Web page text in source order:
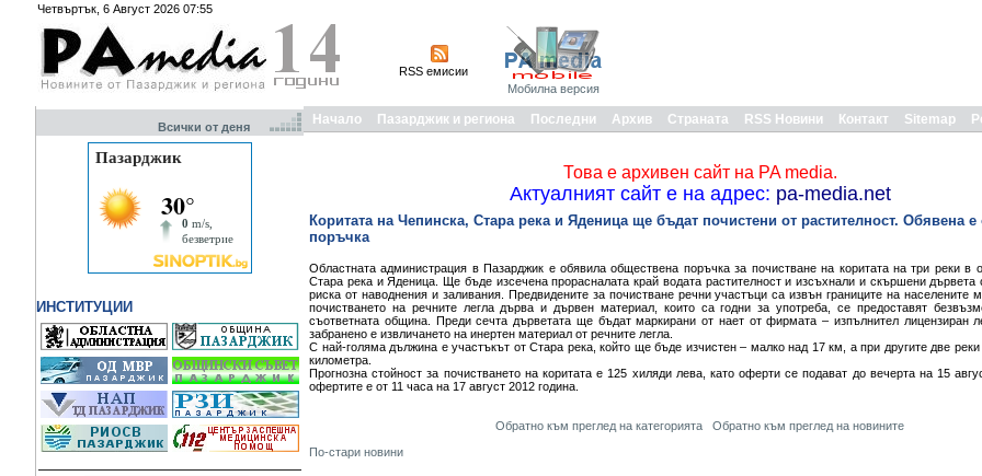
Четвъртък, 6 Август 2026 07:55
RSS емисии
Мобилна версия
Всички от деня
ИНСТИТУЦИИ
Начало Пазарджик и региона Последни Архив Страната RSS Новини Контакт Sitemap
Това е архивен сайт на PA media.
Актуалният сайт е на адрес: pa-media.net
Коритата на Чепинска, Стара река и Яденица ще бъдат почистени от растителност. Обявена
поръчка
Областната администрация в Пазарджик е обявила обществена поръчка за почистване на коритата на три реки в
Стара река и Яденица. Ще бъде изсечена прорасналата край водата растителност и изсъхнали и скършени
риска от наводнения и заливания. Предвидените за почистване речни участъци са извън границите на населените
почистването на речните легла дърва и дървен материал, които са годни за употреба, се предоставят
съответната община. Преди сечта дърветата ще бъдат маркирани от нает от фирмата – изпълнител лицензиран
забранено е извличането на инертен материал от речните легла.
С най-голяма дължина е участъкът от Стара река, който ще бъде изчистен – малко над 17 км, а при другите две
километра.
Прогнозна стойност за почистването на коритата е 125 хиляди лева, като оферти се подават до вечерта на 15
офертите е от 11 часа на 17 август 2012 година.
Обратно към преглед на категорията
Обратно към преглед на новините
По-стари новини